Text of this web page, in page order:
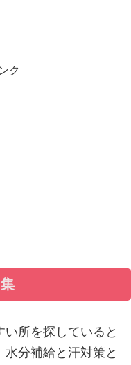
ク
所を探していると
分補給と汗対策と